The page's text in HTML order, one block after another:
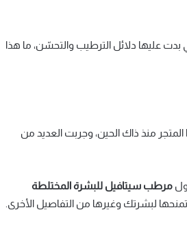
عليها دلائل الترطيب والتحسّن، ما هذا
منذ ذاك الحين، وجربت العديد من
مرطب سيتافيل للبشرة المختلطة
تمنحها لبشرتك وغيرها من التفاصيل الأخرى.